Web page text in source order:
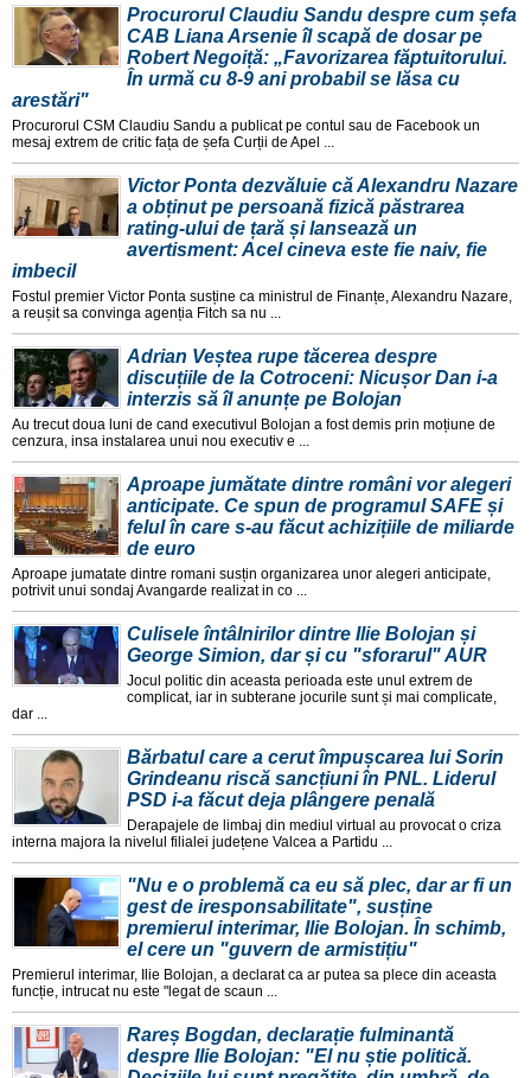
Procurorul Claudiu Sandu despre cum șefa
CAB Liana Arsenie îl scapă de dosar pe
Robert Negoiță: „Favorizarea făptuitorului.
În urmă cu 8-9 ani probabil se lăsa cu
arestări"
Procurorul CSM Claudiu Sandu a publicat pe contul sau de Facebook un
mesaj extrem de critic fața de șefa Curții de Apel ...
Victor Ponta dezvăluie că Alexandru Nazare
a obținut pe persoană fizică păstrarea
rating-ului de țară și lansează un
avertisment: Acel cineva este fie naiv, fie
imbecil
Fostul premier Victor Ponta susține ca ministrul de Finanțe, Alexandru Nazare,
a reușit sa convinga agenția Fitch sa nu ...
Adrian Veștea rupe tăcerea despre
discuțiile de la Cotroceni: Nicușor Dan i-a
interzis să îl anunțe pe Bolojan
Au trecut doua luni de cand executivul Bolojan a fost demis prin moțiune de
cenzura, insa instalarea unui nou executiv e ...
Aproape jumătate dintre români vor alegeri
anticipate. Ce spun de programul SAFE și
felul în care s-au făcut achizițiile de miliarde
de euro
Aproape jumatate dintre romani susțin organizarea unor alegeri anticipate,
potrivit unui sondaj Avangarde realizat in co ...
Culisele întâlnirilor dintre Ilie Bolojan și
George Simion, dar și cu "sforarul" AUR
Jocul politic din aceasta perioada este unul extrem de
complicat, iar in subterane jocurile sunt și mai complicate,
dar ...
Bărbatul care a cerut împușcarea lui Sorin
Grindeanu riscă sancțiuni în PNL. Liderul
PSD i-a făcut deja plângere penală
Derapajele de limbaj din mediul virtual au provocat o criza
interna majora la nivelul filialei județene Valcea a Partidu ...
"Nu e o problemă ca eu să plec, dar ar fi un
gest de iresponsabilitate", susține
premierul interimar, Ilie Bolojan. În schimb,
el cere un "guvern de armistițiu"
Premierul interimar, Ilie Bolojan, a declarat ca ar putea sa plece din aceasta
funcție, intrucat nu este "legat de scaun ...
Rareș Bogdan, declarație fulminantă
despre Ilie Bolojan: "El nu știe politică.